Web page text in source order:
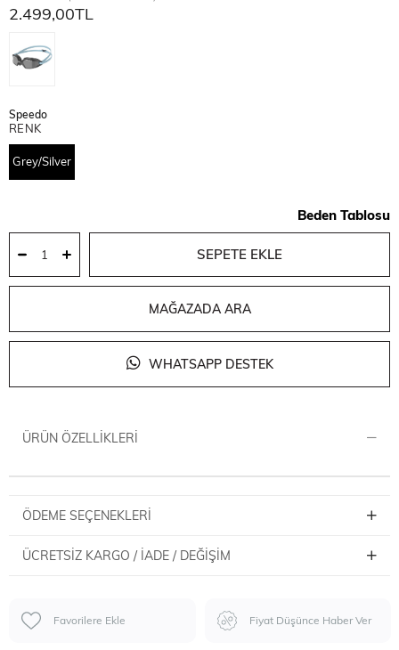
2.499,00TL
Speedo
RENK
Grey/Silver
Beden Tablosu
MAĞAZADA ARA
WHATSAPP DESTEK
ÜRÜN ÖZELLIKLERI
ÖDEME SEÇENEKLERI
ÜCRETSIZ KARGO / İADE / DEĞIŞIM
Favorilere Ekle Fiyat Düşünce Haber Ver